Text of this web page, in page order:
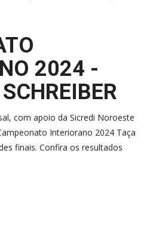
2024 -
com apoio da Sicredi Noroeste
Interiorano 2024 Taça
finais. Confira os resultados